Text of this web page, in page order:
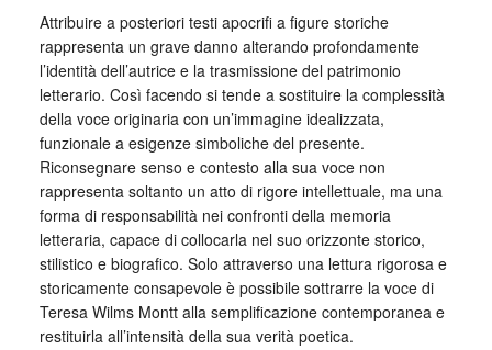
Attribuire a posteriori testi apocrifi a figure storiche
rappresenta un grave danno alterando profondamente
l’identità dell’autrice e la trasmissione del patrimonio
letterario. Così facendo si tende a sostituire la complessità
della voce originaria con un’immagine idealizzata,
funzionale a esigenze simboliche del presente.
Riconsegnare senso e contesto alla sua voce non
rappresenta soltanto un atto di rigore intellettuale, ma una
forma di responsabilità nei confronti della memoria
letteraria, capace di collocarla nel suo orizzonte storico,
stilistico e biografico. Solo attraverso una lettura rigorosa e
storicamente consapevole è possibile sottrarre la voce di
Teresa Wilms Montt alla semplificazione contemporanea e
restituirla all’intensità della sua verità poetica.